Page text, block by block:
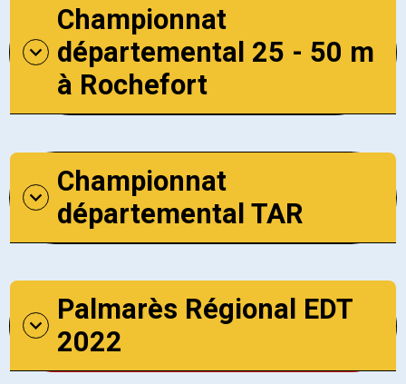
Championnat
départemental 25 - 50 m
à Rochefort
Championnat
départemental TAR
Palmarès Régional EDT
2022